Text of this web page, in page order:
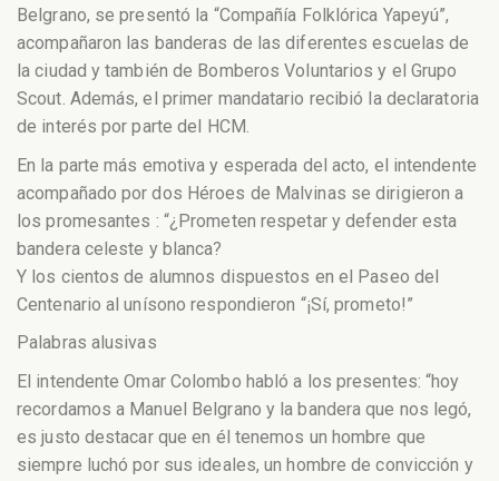
Belgrano, se presentó la “Compañía Folklórica Yapeyú”,
acompañaron las banderas de las diferentes escuelas de
la ciudad y también de Bomberos Voluntarios y el Grupo
Scout. Además, el primer mandatario recibió la declaratoria
de interés por parte del HCM.
En la parte más emotiva y esperada del acto, el intendente
acompañado por dos Héroes de Malvinas se dirigieron a
los promesantes : “¿Prometen respetar y defender esta
bandera celeste y blanca?
Y los cientos de alumnos dispuestos en el Paseo del
Centenario al unísono respondieron “¡Sí, prometo!”
Palabras alusivas
El intendente Omar Colombo habló a los presentes: “hoy
recordamos a Manuel Belgrano y la bandera que nos legó,
es justo destacar que en él tenemos un hombre que
siempre luchó por sus ideales, un hombre de convicción y